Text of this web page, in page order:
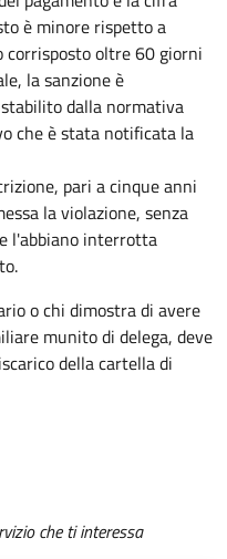
è minore rispetto a
corrisposto oltre 60 giorni
la sanzione è
dalla normativa
che è stata notificata la
pari a cinque anni
la violazione, senza
l'abbiano interrotta
o chi dimostra di avere
munito di delega, deve
della cartella di
che ti interessa